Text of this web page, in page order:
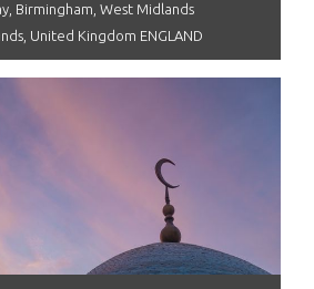
Birmingham, West Midlands
United Kingdom ENGLAND